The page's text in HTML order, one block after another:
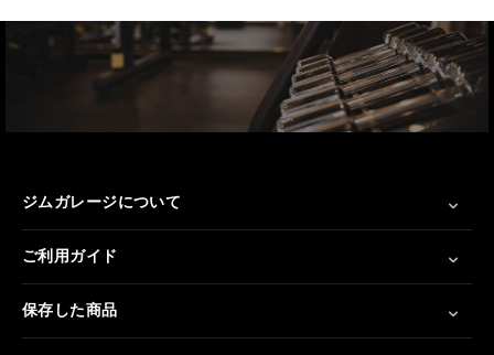
ジムガレージについて
ご利用ガイド
保存した商品